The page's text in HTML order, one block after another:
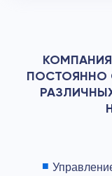
КОМПАНИЯ
ПОСТОЯННО